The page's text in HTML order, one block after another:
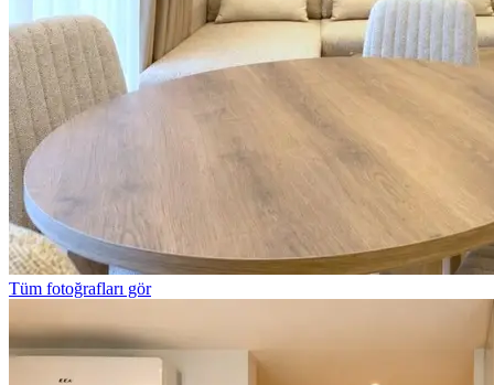
Tüm fotoğrafları gör